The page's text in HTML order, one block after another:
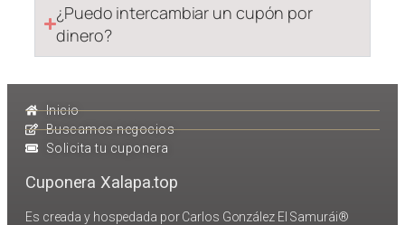
¿Puedo intercambiar un cupón por
dinero?
Inicio
Buscamos negocios
Solicita tu cuponera
Cuponera Xalapa.top
Es creada y hospedada por Carlos González El Samurái®